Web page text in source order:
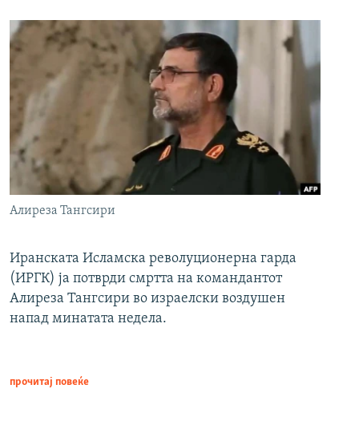
Алиреза Тангсири
Иранската Исламска револуционерна гарда
(ИРГК) ја потврди смртта на командантот
Алиреза Тангсири во израелски воздушен
напад минатата недела.
прочитај повеќе